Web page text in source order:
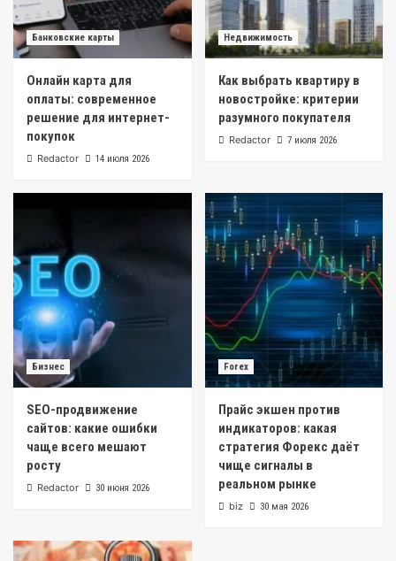
Банковские карты
Онлайн карта для
оплаты: современное
решение для интернет-
покупок
Redactor 14 июля 2026
Недвижимость
Как выбрать квартиру в
новостройке: критерии
разумного покупателя
Redactor 7 июля 2026
Бизнес
SEO-продвижение
сайтов: какие ошибки
чаще всего мешают
росту
Redactor 30 июня 2026
Forex
Прайс экшен против
индикаторов: какая
стратегия Форекс даёт
чище сигналы в
реальном рынке
biz 30 мая 2026